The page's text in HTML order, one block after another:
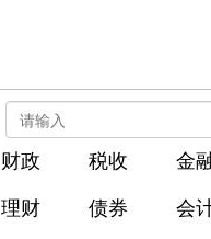
财政 税收 金
理财 债券 会